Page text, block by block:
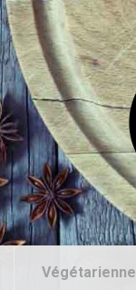
Végétarienne